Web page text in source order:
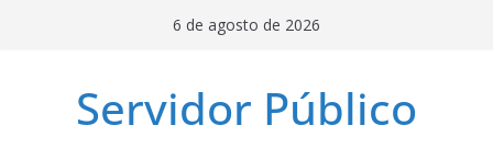
6 de agosto de 2026
Servidor Público